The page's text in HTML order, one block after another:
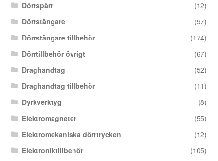
Dörrspärr
(12)
Dörrstängare
(97)
Dörrstängare tillbehör
(174)
Dörrtillbehör övrigt
(67)
Draghandtag
(52)
Draghandtag tillbehör
(11)
Dyrkverktyg
(8)
Elektromagneter
(55)
Elektromekaniska dörrtrycken
(12)
Elektroniktillbehör
(105)